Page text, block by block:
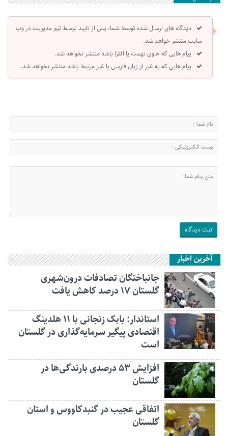
دیدگاه های ارسال شده توسط شما، پس از تایید توسط تیم مدیریت در وب
سایت منتشر خواهد شد.
پیام هایی که حاوی تهمت یا افترا باشد منتشر نخواهد شد.
پیام هایی که به غیر از زبان فارسی یا غیر مرتبط باشد منتشر نخواهد شد.
آخرین اخبار
جانباختگان تصادفات درون‌شهری
گلستان ۱۷ درصد کاهش یافت
استاندار: بابک زنجانی با ۱۱ هلدینگ
اقتصادی پیگیر سرمایه‌گذاری در گلستان
است
افزایش ۵۳ درصدی بارندگی‌ها در
گلستان
اتفاقی عجیب در‌ گنبدکاووس و استان
گلستان